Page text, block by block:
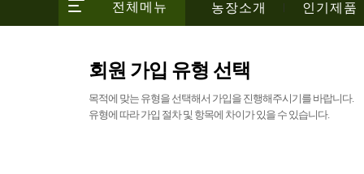
전체메뉴 농장소개 인기제품
회원 가입 유형 선택
목적에 맞는 유형을 선택해서 가입을 진행해주시기를 바랍니다.
유형에 따라 가입 절차 및 항목에 차이가 있을 수 있습니다.